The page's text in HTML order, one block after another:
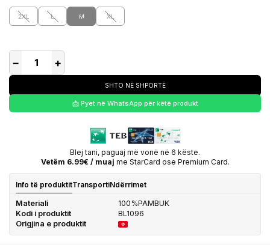
2XL L M XL
− +
SHTO NË SHPORTË
📩 Pyet në WhatsApp për këtë produkt
Blej tani, paguaj më vonë në 6 këste.
Vetëm 6.99€ / muaj me StarCard ose Premium Card.
Info të produktitTransportiNdërrimet
Materiali
100%PAMBUK
Kodi i produktit
BL1096
Origjina e produktit